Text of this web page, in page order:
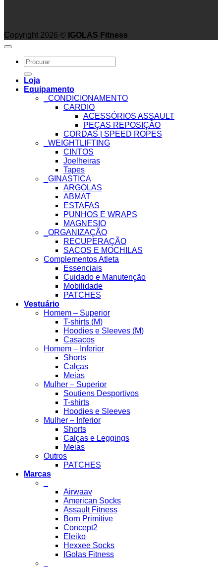
Copyright 2026 © IGOLAS Fitness
Search
for:
Loja
Equipamento
_CONDICIONAMENTO
CARDIO
ACESSÓRIOS ASSAULT
PEÇAS REPOSIÇÃO
CORDAS | SPEED ROPES
_WEIGHTLIFTING
CINTOS
Joelheiras
Tapes
_GINASTICA
ARGOLAS
ABMAT
ESTAFAS
PUNHOS E WRAPS
MAGNESIO
_ORGANIZAÇÃO
RECUPERAÇÃO
SACOS E MOCHILAS
Complementos Atleta
Essenciais
Cuidado e Manutenção
Mobilidade
PATCHES
Vestuário
Homem – Superior
T-shirts (M)
Hoodies e Sleeves (M)
Casacos
Homem – Inferior
Shorts
Calças
Meias
Mulher – Superior
Soutiens Desportivos
T-shirts
Hoodies e Sleeves
Mulher – Inferior
Shorts
Calças e Leggings
Meias
Outros
PATCHES
Marcas
Airwaav
American Socks
Assault Fitness
Born Primitive
Concept2
Eleiko
Hexxee Socks
IGolas Fitness